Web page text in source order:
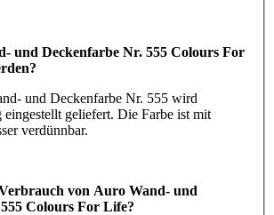
und Deckenfarbe Nr. 555 Colours For
und Deckenfarbe Nr. 555 wird
eingestellt geliefert. Die Farbe ist mit
verdünnbar.
von Auro Wand- und
Colours For Life?